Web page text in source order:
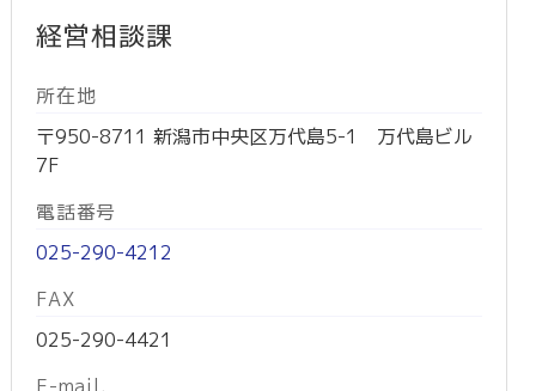
経営相談課
所在地
〒950-8711 新潟市中央区万代島5-1 万代島ビル
7F
電話番号
025-290-4212
FAX
025-290-4421